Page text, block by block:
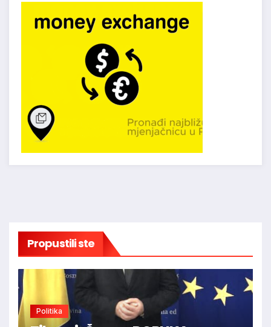
Propustili ste
Politika